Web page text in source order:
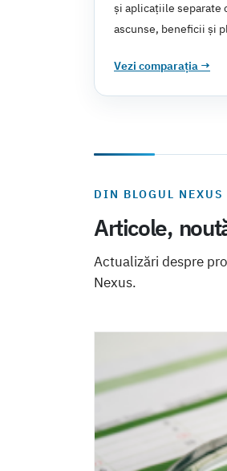
și aplicațiile separate
ascunse, beneficii și
Vezi comparația →
DIN BLOGUL NEXUS
Articole,
Actualizări despre
Nexus.